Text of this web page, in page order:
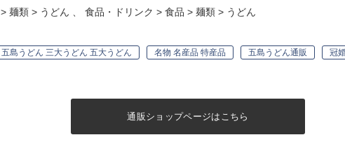
> 麺類 > うどん 食品・ドリンク > 食品 > 麺類 > うどん
五島うどん 三大うどん 五大うどん 名物 名産品 特産品 五島うどん通販 冠
通販ショップページはこちら